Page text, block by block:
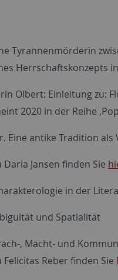
Tyrannenmörderin
Herrschaftskonzepts
Olbert: Einleitung zu:
2020 in der Reihe
Eine antike Tradition
Jansen finden Sie
in der
und Spatialität
, Macht- und
Reber finden Sie